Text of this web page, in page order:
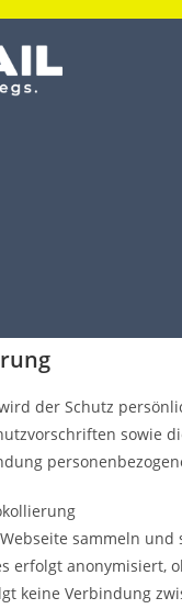
wird der Schutz
sowie
sammeln und
erfolgt anonymisiert,
keine Verbindung